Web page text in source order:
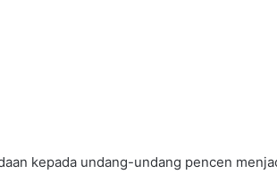
kepada undang-undang pencen